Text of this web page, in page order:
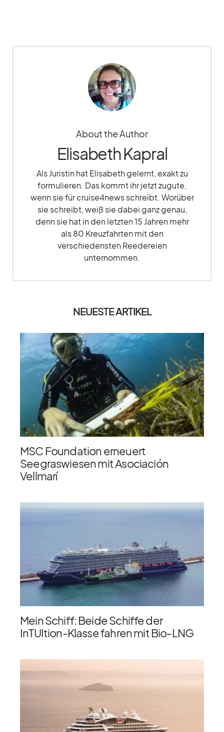
About the Author
Elisabeth Kapral
Als Juristin hat Elisabeth gelernt, exakt zu
formulieren. Das kommt ihr jetzt zugute,
wenn sie für cruise4news schreibt. Worüber
sie schreibt, weiß sie dabei ganz genau,
denn sie hat in den letzten 15 Jahren mehr
als 80 Kreuzfahrten mit den
verschiedensten Reedereien
unternommen.
NEUESTE ARTIKEL
MSC Foundation erneuert
Seegraswiesen mit Asociación
Vellmarí
Mein Schiff: Beide Schiffe der
InTUItion-Klasse fahren mit Bio-LNG